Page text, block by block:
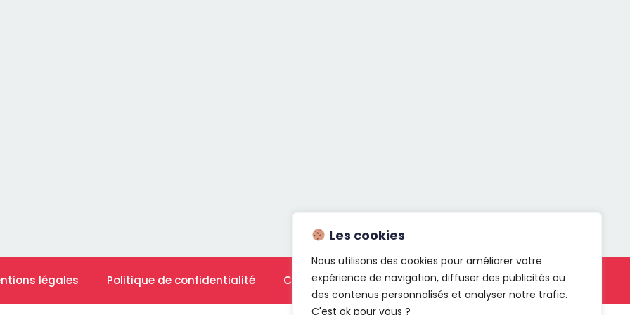
Les cookies
Nous utilisons des cookies pour améliorer votre
expérience de navigation, diffuser des publicités ou
des contenus personnalisés et analyser notre trafic.
C'est ok pour vous ?
légales Politique de confidentialité Contact